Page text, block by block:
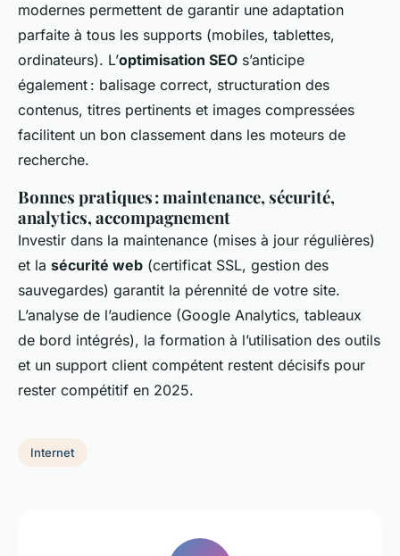
modernes permettent de garantir une adaptation
parfaite à tous les supports (mobiles, tablettes,
ordinateurs). L’optimisation SEO s’anticipe
également : balisage correct, structuration des
contenus, titres pertinents et images compressées
facilitent un bon classement dans les moteurs de
recherche.
Bonnes pratiques : maintenance, sécurité,
analytics, accompagnement
Investir dans la maintenance (mises à jour régulières)
et la sécurité web (certificat SSL, gestion des
sauvegardes) garantit la pérennité de votre site.
L’analyse de l’audience (Google Analytics, tableaux
de bord intégrés), la formation à l’utilisation des outils
et un support client compétent restent décisifs pour
rester compétitif en 2025.
Internet